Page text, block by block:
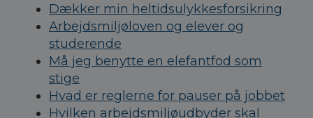
Dækker min heltidsulykkesforsikring
Arbejdsmiljøloven og elever og
studerende
Må jeg benytte en elefantfod som
stige
Hvad er reglerne for pauser på jobbet
Hvilken arbejdsmiljøudbyder skal